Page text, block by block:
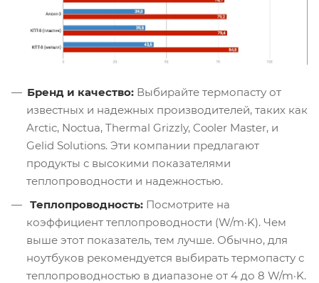
Бренд и качество: Выбирайте термопасту от
известных и надежных производителей, таких как
Arctic, Noctua, Thermal Grizzly, Cooler Master, и
Gelid Solutions. Эти компании предлагают
продукты с высокими показателями
теплопроводности и надежностью.
Теплопроводность: Посмотрите на
коэффициент теплопроводности (W/m·K). Чем
выше этот показатель, тем лучше. Обычно, для
ноутбуков рекомендуется выбирать термопасту с
теплопроводностью в диапазоне от 4 до 8 W/m·K.